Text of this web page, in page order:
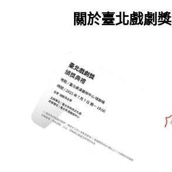
關於臺北戲劇獎